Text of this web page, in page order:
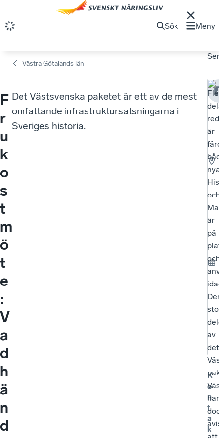
Sök Meny
Västra Götalands län
F
r
u
k
o
s
t
m
ö
t
e
:
V
a
d
h
ä
n
d
Det Västsvenska paketet är ett av de mest
omfattande infrastruktursatsningarna i
Sveriges historia.
K
o
n
t
a
k
är
är
på
av
det
har